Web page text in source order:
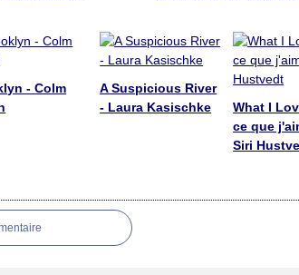
- Colm
A Suspicious River
- Laura Kasischke
What I
ce que
Siri